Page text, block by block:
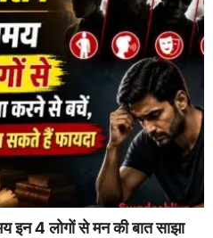
4 लोगों से मन की बात साझा